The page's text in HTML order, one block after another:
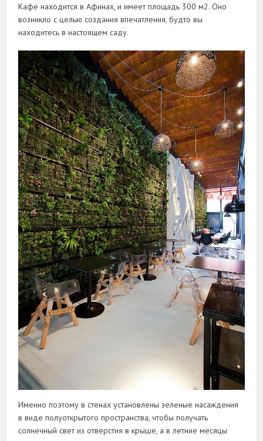
Кафе находится в Афинах, и имеет площадь 300 м2. Оно
возникло с целью создания впечатления, будто вы
находитесь в настоящем саду.
Именно поэтому в стенах установлены зеленые насаждения
в виде полуоткрытого пространства, чтобы получать
солнечный свет из отверстия в крыше, а в летние месяцы